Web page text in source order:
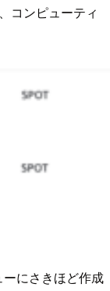
コンピューティ
にさきほど作成